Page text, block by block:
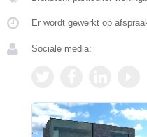
Er wordt gewerkt op
Sociale media: